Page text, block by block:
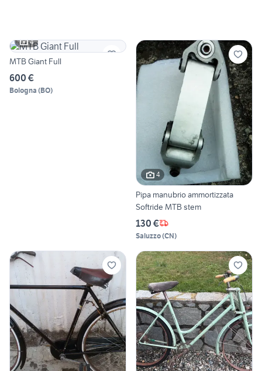
4
MTB Giant Full
600 €
Bologna (BO)
4
Pipa manubrio ammortizzata
Softride MTB stem
130 €
Saluzzo(CN)